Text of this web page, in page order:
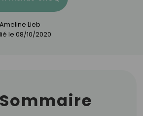
Ameline Lieb
le 08/10/2020
Sommaire